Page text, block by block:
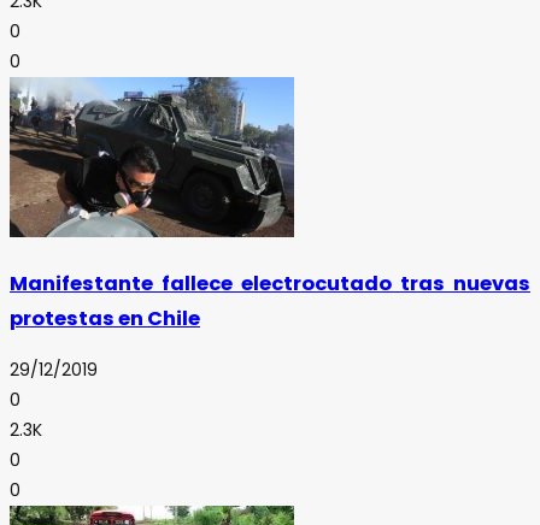
0
0
Manifestante fallece electrocutado tras nuevas
protestas en Chile
29/12/2019
0
2.3K
0
0